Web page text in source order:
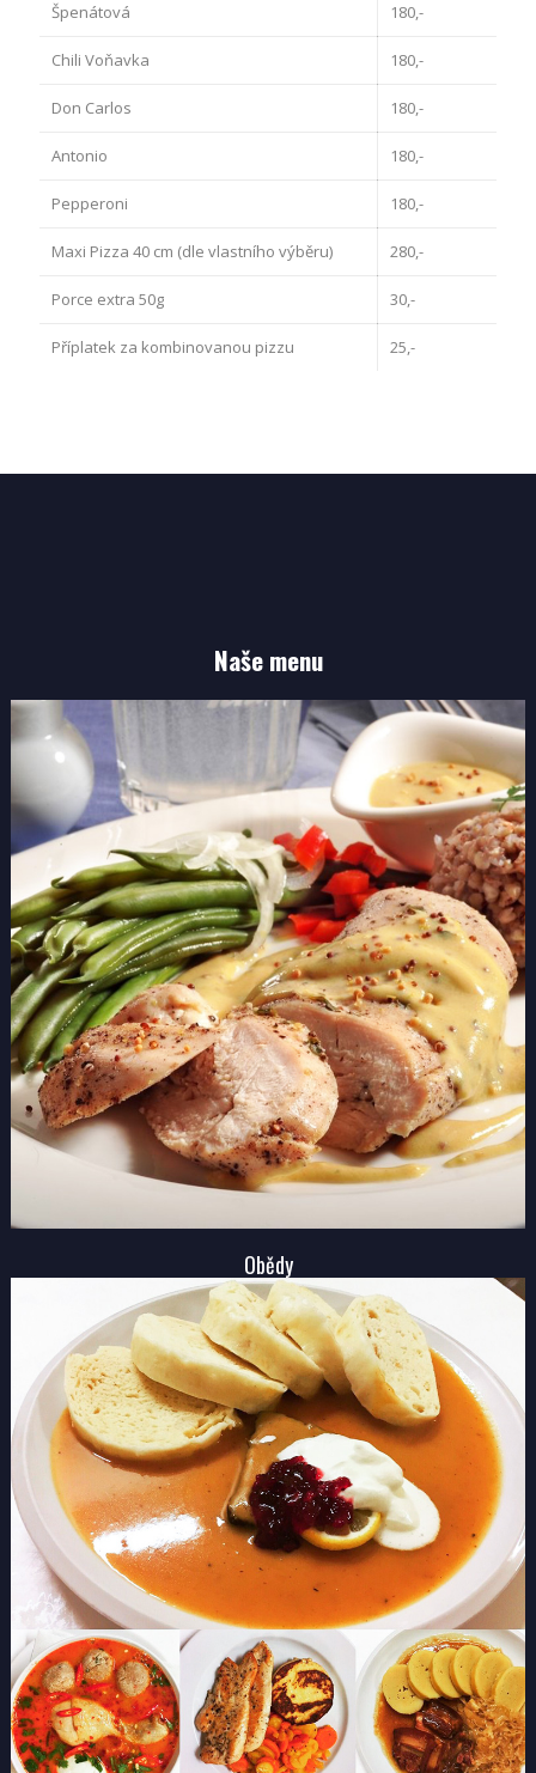
Špenátová 180,-
Chili Voňavka 180,-
Don Carlos 180,-
Antonio 180,-
Pepperoni 180,-
Maxi Pizza 40 cm (dle vlastního výběru) 280,-
Porce extra 50g 30,-
Příplatek za kombinovanou pizzu 25,-
Naše menu
Obědy